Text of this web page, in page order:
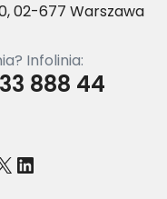
02-677 Warszawa
Infolinia:
888 44
LinkedIn